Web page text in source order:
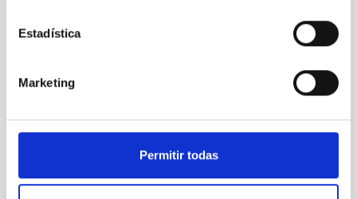
Estadística
Marketing
Permitir todas